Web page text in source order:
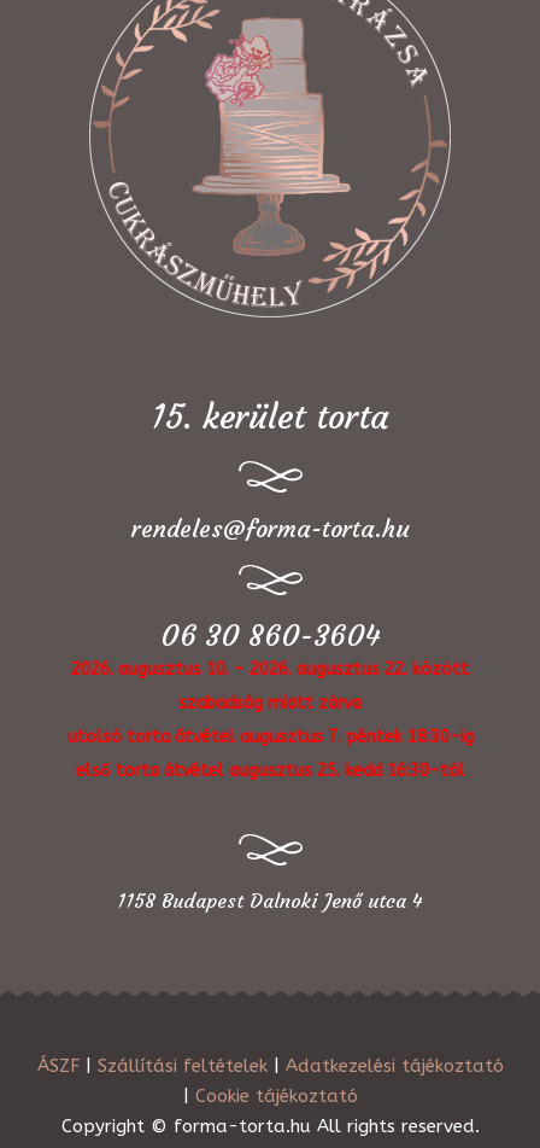
15. kerület torta
rendeles@forma-torta.hu
06 30 860-3604
2026. augusztus 10. - 2026. augusztus 22. között
szabadság miatt zárva
utolsó torta átvétel augusztus 7. péntek 18:30-ig
első torta átvétel augusztus 25. kedd 16:30-tól
1158 Budapest Dalnoki Jenő utca 4
ÁSZF| Szállítási feltételek| Adatkezelési tájékoztató
Cookie tájékoztató
Copyright © forma-torta.hu All rights reserved.